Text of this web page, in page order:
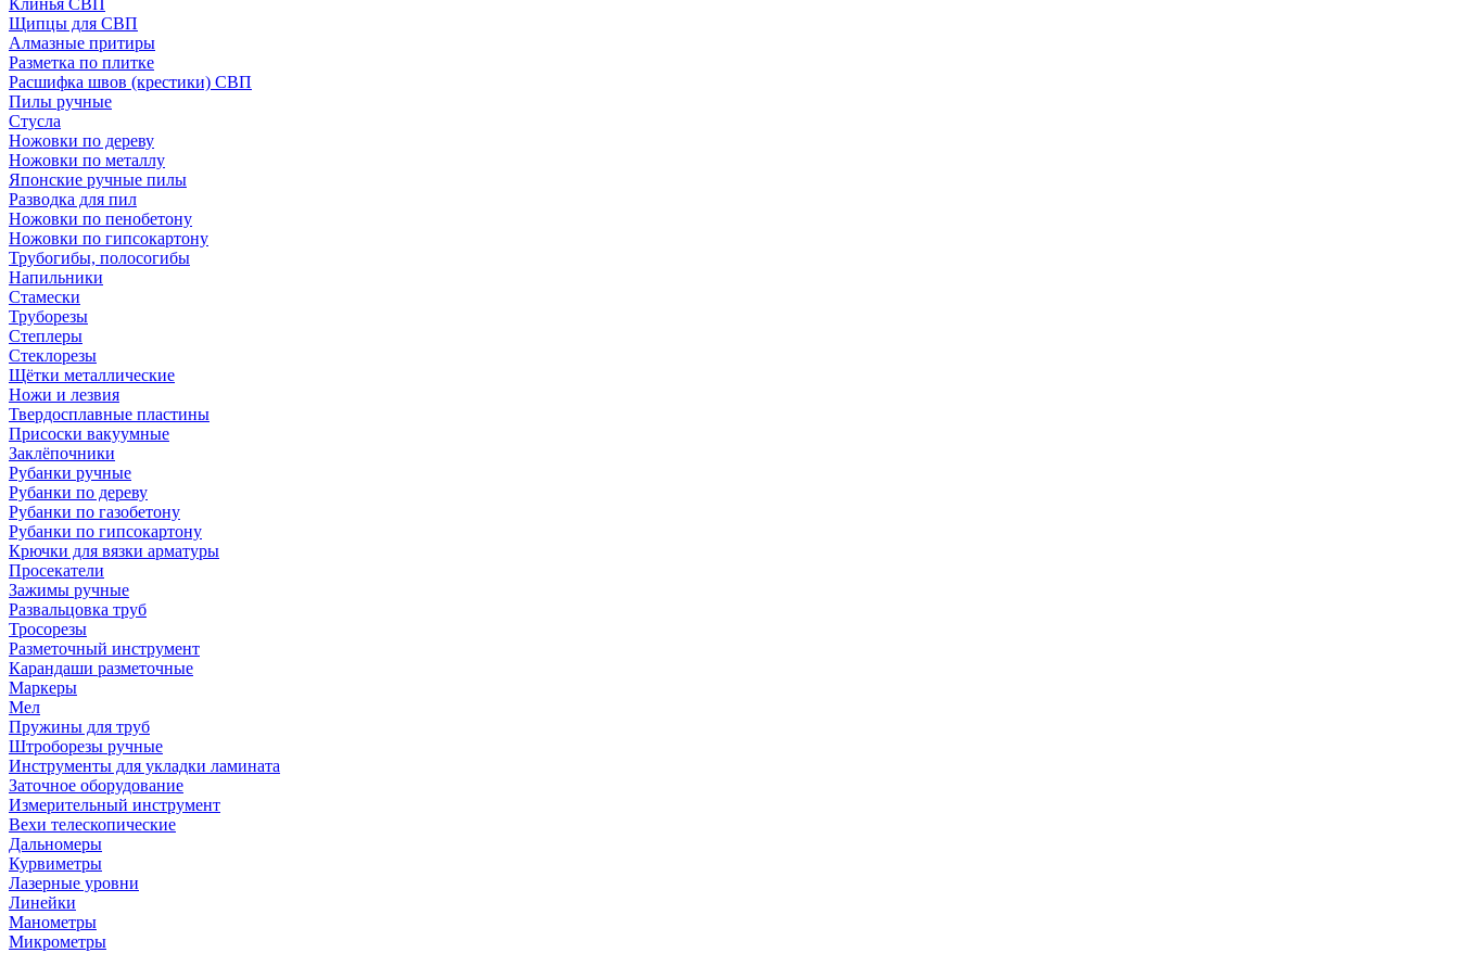
Клинья СВП
Щипцы для СВП
Алмазные притиры
Разметка по плитке
Расшифка швов (крестики) СВП
Пилы ручные
Стусла
Ножовки по дереву
Ножовки по металлу
Японские ручные пилы
Разводка для пил
Ножовки по пенобетону
Ножовки по гипсокартону
Трубогибы, полосогибы
Напильники
Стамески
Труборезы
Степлеры
Стеклорезы
Щётки металлические
Ножи и лезвия
Твердосплавные пластины
Присоски вакуумные
Заклёпочники
Рубанки ручные
Рубанки по дереву
Рубанки по газобетону
Рубанки по гипсокартону
Крючки для вязки арматуры
Просекатели
Зажимы ручные
Развальцовка труб
Тросорезы
Разметочный инструмент
Карандаши разметочные
Маркеры
Мел
Пружины для труб
Штроборезы ручные
Инструменты для укладки ламината
Заточное оборудование
Измерительный инструмент
Вехи телескопические
Дальномеры
Курвиметры
Лазерные уровни
Линейки
Манометры
Микрометры